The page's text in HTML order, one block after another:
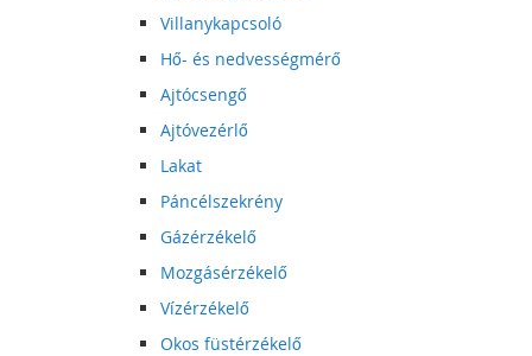
Villanykapcsoló
Hő- és nedvességmérő
Ajtócsengő
Ajtóvezérlő
Lakat
Páncélszekrény
Gázérzékelő
Mozgásérzékelő
Vízérzékelő
Okos füstérzékelő